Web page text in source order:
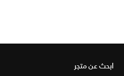
ابحث عن متجر